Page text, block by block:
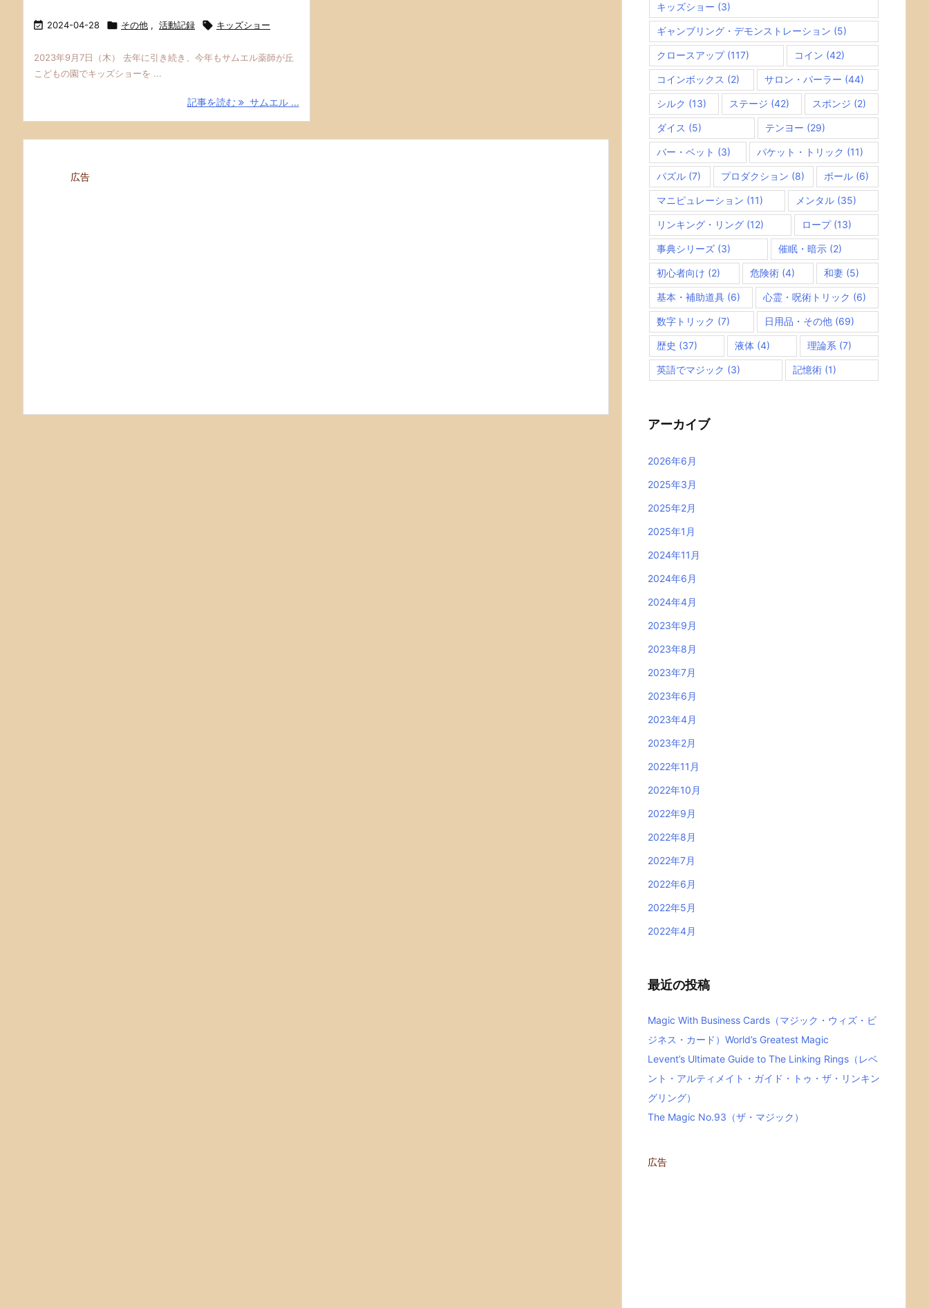
 2024-04-28  その他 , 活動記録  キッズショー
2023年9月7日（木） 去年に引き続き、今年もサムエル薬師が丘
こどもの園でキッズショーを ...
記事を読む サムエル ...
広告
キッズショー (3)
ギャンブリング・デモンストレーション (5)
クロースアップ(117) コイン (42)
コインボックス (2) サロン・パーラー (44)
シルク (13) ステージ (42) スポンジ (2)
ダイス (5) テンヨー (29)
バー・ベット (3) パケット・トリック (11)
パズル (7) プロダクション (8) ボール (6)
マニピュレーション (11) メンタル (35)
リンキング・リング (12) ロープ(13)
事典シリーズ (3) 催眠・暗示(2)
初心者向け (2) 危険術(4) 和妻 (5)
基本・補助道具 (6) 心霊・呪術トリック (6)
数字トリック (7) 日用品・その他 (69)
歴史 (37) 液体 (4) 理論系 (7)
英語でマジック (3) 記憶術 (1)
アーカイブ
2026年6月
2025年3月
2025年2月
2025年1月
2024年11月
2024年6月
2024年4月
2023年9月
2023年8月
2023年7月
2023年6月
2023年4月
2023年2月
2022年11月
2022年10月
2022年9月
2022年8月
2022年7月
2022年6月
2022年5月
2022年4月
最近の投稿
Magic With Business Cards（マジック・ウィズ・ビ
ジネス・カード）World’s Greatest Magic
Levent’s Ultimate Guide to The Linking Rings（レベ
ント・アルティメイト・ガイド・トゥ・ザ・リンキン
グリング）
The Magic No.93（ザ・マジック）
広告